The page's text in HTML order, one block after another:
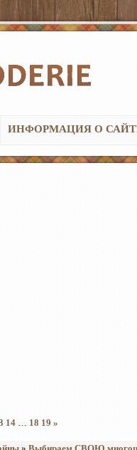
ИНФОРМАЦИЯ О
14 … 18 19 »